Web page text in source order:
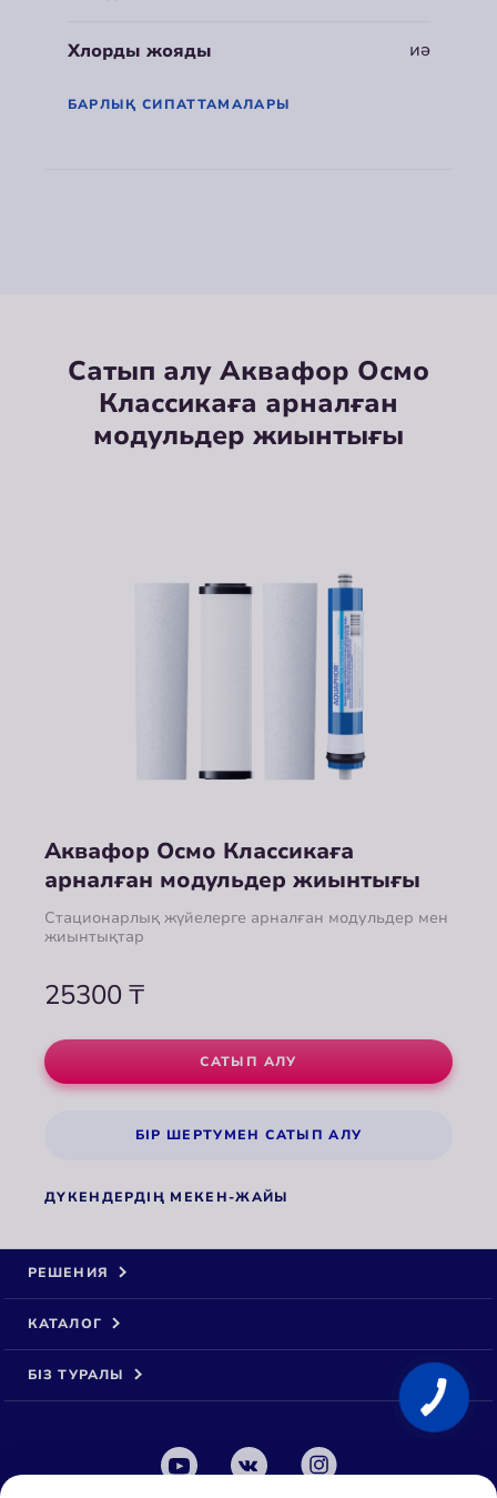
Хлорды жояды иә
БАРЛЫҚ СИПАТТАМАЛАРЫ
Сатып алу Аквафор Осмо
Классикаға арналған
модульдер жиынтығы
Аквафор Осмо Классикаға
арналған модульдер жиынтығы
Стационарлық жүйелерге арналған модульдер мен
жиынтықтар
25300₸
САТЫП АЛУ
БІР ШЕРТУМЕН САТЫП АЛУ
ДҮКЕНДЕРДІҢ МЕКЕН-ЖАЙЫ
РЕШЕНИЯ
КАТАЛОГ
БІЗ ТУРАЛЫ